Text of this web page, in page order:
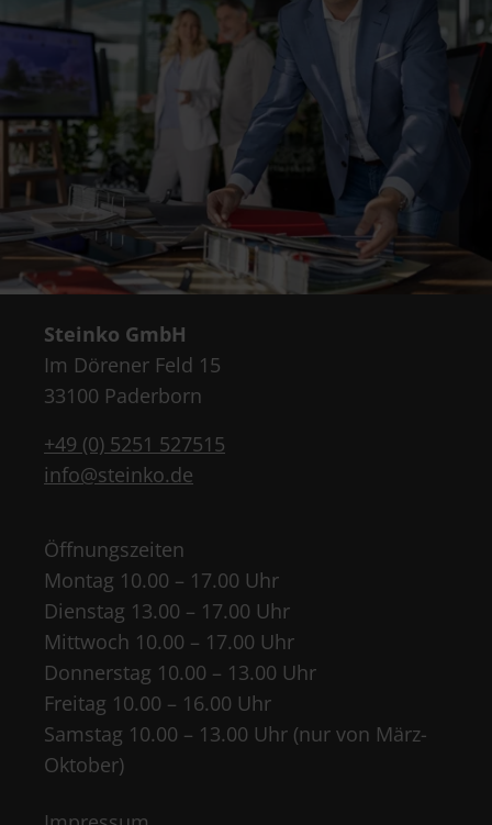
Steinko GmbH
Im Dörener Feld 15
33100 Paderborn
+49 (0) 5251 527515
info@steinko.de
Öffnungszeiten
Montag 10.00 – 17.00 Uhr
Dienstag 13.00 – 17.00 Uhr
Mittwoch 10.00 – 17.00 Uhr
Donnerstag 10.00 – 13.00 Uhr
Freitag 10.00 – 16.00 Uhr
Samstag 10.00 – 13.00 Uhr (nur von März-
Oktober)